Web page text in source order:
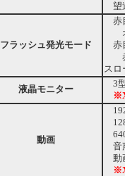
望
フラッシュ発光モード
赤
オ
赤
赤
スロ
液晶モニター
3
動画
音
動